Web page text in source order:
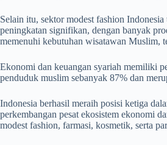
Selain itu, sektor modest fashion
peningkatan signifikan, dengan banyak
memenuhi kebutuhan wisatawan Muslim,
Ekonomi dan keuangan syariah memiliki
penduduk muslim sebanyak 87% dan
Indonesia berhasil meraih posisi ketiga
perkembangan pesat ekosistem ekonomi
modest fashion, farmasi, kosmetik, serta